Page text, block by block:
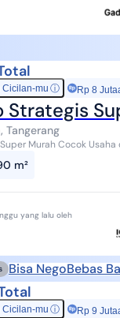
Cicilan-mu ⓘ Rp 8
Strategis
Tangerang
Cocok Usaha di Citra Raya Tangerang *
±90 m�...
m²
yang lalu oleh
Bisa NegoBebas
Cicilan-mu ⓘ Rp 9